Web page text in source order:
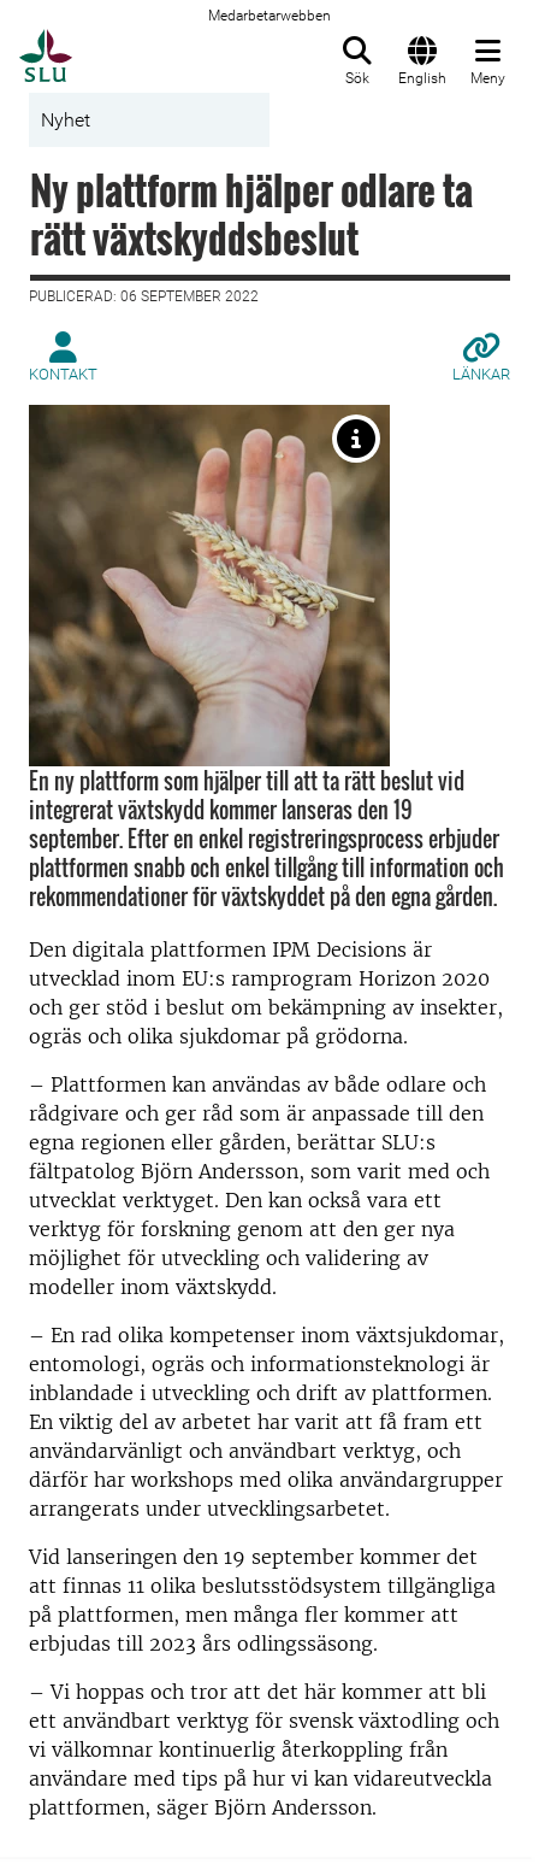
Medarbetarwebben
Sök English Meny
Nyhet
Ny plattform hjälper odlare ta
rätt växtskyddsbeslut
PUBLICERAD: 06 SEPTEMBER 2022
KONTAKT LÄNKAR
En ny plattform som hjälper till att ta rätt beslut vid
integrerat växtskydd kommer lanseras den 19
september. Efter en enkel registreringsprocess erbjuder
plattformen snabb och enkel tillgång till information och
rekommendationer för växtskyddet på den egna gården.
Den digitala plattformen IPM Decisions är
utvecklad inom EU:s ramprogram Horizon 2020
och ger stöd i beslut om bekämpning av insekter,
ogräs och olika sjukdomar på grödorna.
– Plattformen kan användas av både odlare och
rådgivare och ger råd som är anpassade till den
egna regionen eller gården, berättar SLU:s
fältpatolog Björn Andersson, som varit med och
utvecklat verktyget. Den kan också vara ett
verktyg för forskning genom att den ger nya
möjlighet för utveckling och validering av
modeller inom växtskydd.
– En rad olika kompetenser inom växtsjukdomar,
entomologi, ogräs och informationsteknologi är
inblandade i utveckling och drift av plattformen.
En viktig del av arbetet har varit att få fram ett
användarvänligt och användbart verktyg, och
därför har workshops med olika användargrupper
arrangerats under utvecklingsarbetet.
Vid lanseringen den 19 september kommer det
att finnas 11 olika beslutsstödsystem tillgängliga
på plattformen, men många fler kommer att
erbjudas till 2023 års odlingssäsong.
– Vi hoppas och tror att det här kommer att bli
ett användbart verktyg för svensk växtodling och
vi välkomnar kontinuerlig återkoppling från
användare med tips på hur vi kan vidareutveckla
plattformen, säger Björn Andersson.